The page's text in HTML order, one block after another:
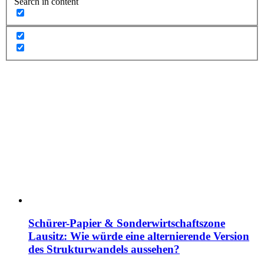
Schürer-Papier & Sonderwirtschaftszone
Lausitz: Wie würde eine alternierende Version
des Strukturwandels aussehen?